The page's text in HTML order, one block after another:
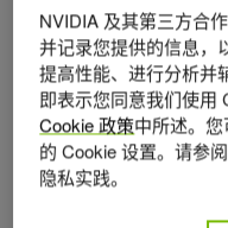
步编程模型，例如他在
的 StarPU 运行时系统
了可扩展的编程系统，
码。Cédric 在里昂师范
础计算机科学。
NVIDIA 及其第三方合
并记录您提供的信息，
提高性能、进行分析并
即表示您同意我们使用
Cookie 政策中所述。您
的 Cookie 设置。请参
隐私实践。